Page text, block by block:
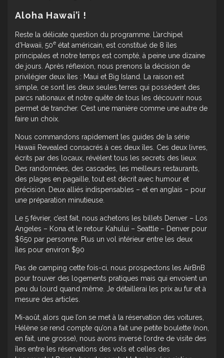
Aloha Hawai’i !
Reste la délicate question du programme. L’archipel
d’Hawaii, 50e état américain, est constitué de 8 îles
principales et notre temps est compté, à peine une dizaine
de jours. Après réflexion, nous prenons la décision de
privilégier deux îles : Maui et Big Island. La raison est
simple, ce sont les deux seules terres qui possèdent des
parcs nationaux et notre quête de tous les découvrir nous
permet de trancher. C’est une manière comme une autre de
faire un choix.
Nous commandons rapidement les guides de la série
Hawaii Revealed consacrés à ces deux îles. Ces deux livres,
écrits par des locaux, révèlent tous les secrets des lieux.
Des randonnées, des cascades, les meilleurs restaurants,
des plages en pagaille, tout est décrit avec humour et
précision. Deux alliés indispensables – et en anglais – pour
une préparation minutieuse.
Le 5 février, c’est fait, nous achetons les billets Denver – Los
Angeles – Kona et le retour Kahului – Seattle – Denver pour
$650 par personne. Plus un vol intérieur entre les deux
îles pour environ $90
Pas de camping cette fois-ci, nous prospectons les AirBnB
pour trouver des logements pratiques mais qui envoient un
peu du lourd quand même. Je détaillerai les prix au fur et à
mesure des articles.
Mi-août, alors que l’on se met à la réservation des voitures,
Hélène se rend compte qu’on a fait une petite boulette (non,
en fait, une grosse), nous avons inversé l’ordre de visite des
îles entre les réservations des vols et celles des